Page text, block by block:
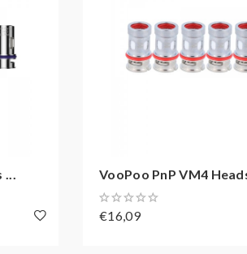
... VooPoo PnP VM4
€16,09